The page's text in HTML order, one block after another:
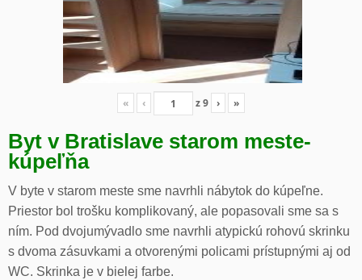
« ‹ z9 › »
Byt v Bratislave starom meste-
kúpeľňa
V byte v starom meste sme navrhli nábytok do kúpeľne.
Priestor bol trošku komplikovaný, ale popasovali sme sa s
ním. Pod dvojumývadlo sme navrhli atypickú rohovú skrinku
s dvoma zásuvkami a otvorenými policami prístupnými aj od
WC. Skrinka je v bielej farbe.